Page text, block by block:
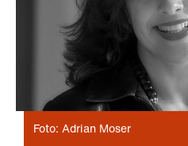
Foto: Adrian Moser